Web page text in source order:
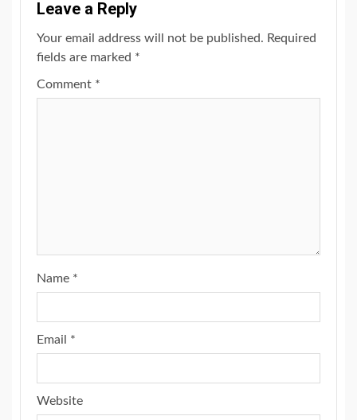
Leave a Reply
Your email address will not be published. Required
fields are marked *
Comment *
Name *
Email *
Website